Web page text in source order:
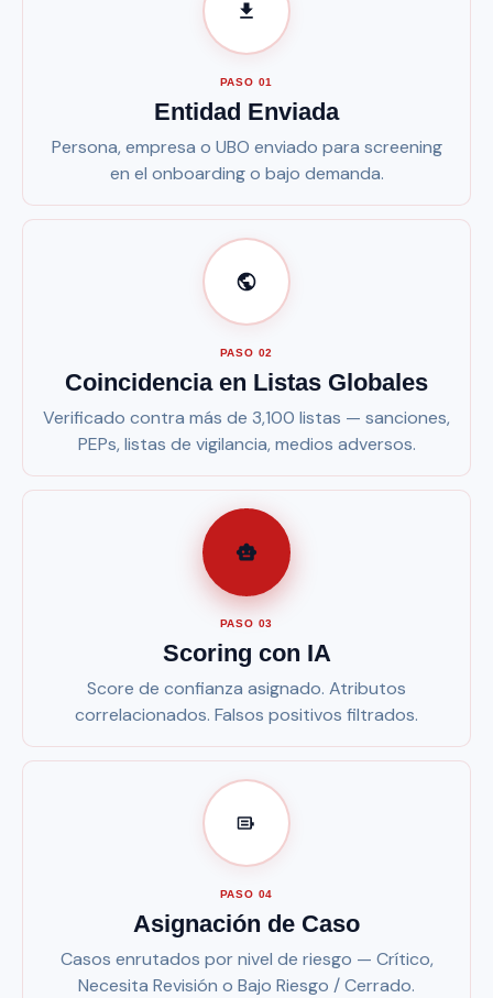
PASO 01
Entidad Enviada
Persona, empresa o UBO enviado para screening
en el onboarding o bajo demanda.
PASO 02
Coincidencia en Listas Globales
Verificado contra más de 3,100 listas — sanciones,
PEPs, listas de vigilancia, medios adversos.
PASO 03
Scoring con IA
Score de confianza asignado. Atributos
correlacionados. Falsos positivos filtrados.
PASO 04
Asignación de Caso
Casos enrutados por nivel de riesgo — Crítico,
Necesita Revisión o Bajo Riesgo / Cerrado.